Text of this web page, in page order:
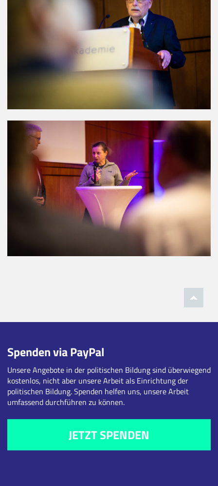
Spenden via PayPal
Unsere Angebote in der politischen Bildung sind überwiegend
kostenlos, nicht aber unsere Arbeit als Einrichtung der
politischen Bildung. Spenden helfen uns, unsere Arbeit
umfassend durchführen zu können.
JETZT SPENDEN